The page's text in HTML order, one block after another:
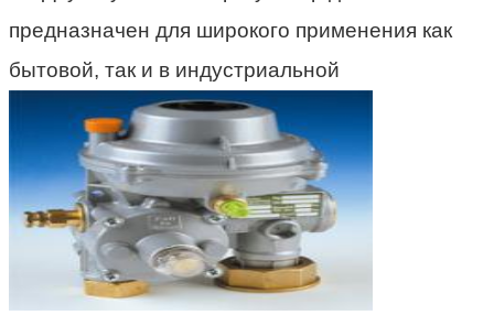
предназначен для широкого применения как
бытовой, так и в индустриальной